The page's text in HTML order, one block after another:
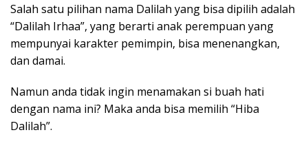
Salah satu pilihan nama Dalilah yang bisa dipilih adalah
“Dalilah Irhaa”, yang berarti anak perempuan yang
mempunyai karakter pemimpin, bisa menenangkan,
dan damai.
Namun anda tidak ingin menamakan si buah hati
dengan nama ini? Maka anda bisa memilih “Hiba
Dalilah”.